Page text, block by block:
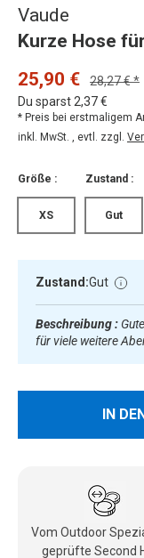
Vaude
Kurze Hose
25,90 €
28,27 € *
Du sparst 2,37 €
* Preis bei erstmaligem
inkl. MwSt. , evtl. zzgl.
Größe :
XS
Zustand :
Gut
Zustand:Gut
Beschreibung :
für viele weitere
IN
Vom Outdoor
geprüfte Second